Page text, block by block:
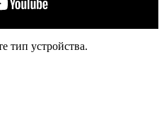
тип устройства.